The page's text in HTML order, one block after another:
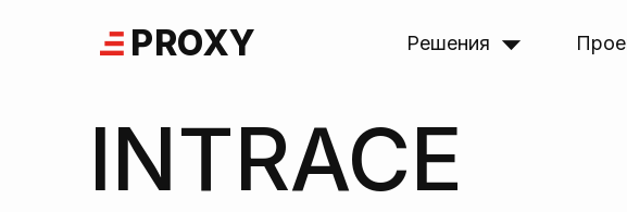
PROXY Решения
INTRACE